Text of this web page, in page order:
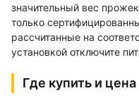
значительный вес
только
рассчитанные на
установкой отключите
Где купить и цена